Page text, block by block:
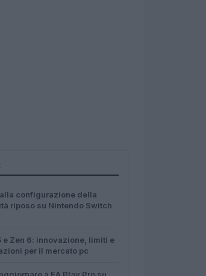
configurazione della
riposo su Nintendo Switch
e Zen 6: innovazione, limiti e
per il mercato pc